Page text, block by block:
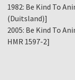
1982: Be Kind To
(Duitsland)]
2005: Be Kind To
HMR 1597-2]